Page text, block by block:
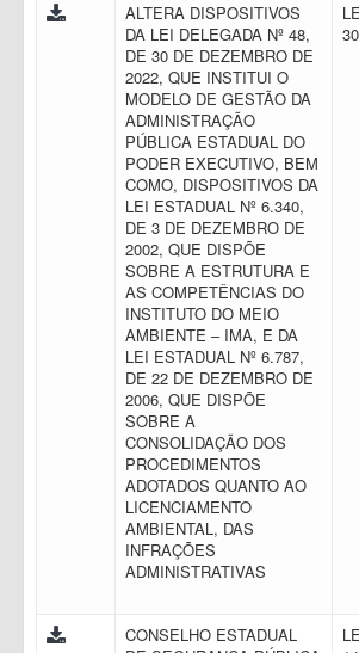
ALTERA DISPOSITIVOS
DA LEI DELEGADA Nº 48,
DE 30 DE DEZEMBRO DE
2022, QUE INSTITUI O
MODELO DE GESTÃO DA
ADMINISTRAÇÃO
PÚBLICA ESTADUAL DO
PODER EXECUTIVO, BEM
COMO, DISPOSITIVOS DA
LEI ESTADUAL Nº 6.340,
DE 3 DE DEZEMBRO DE
2002, QUE DISPÕE
SOBRE A ESTRUTURA E
AS COMPETÊNCIAS DO
INSTITUTO DO MEIO
AMBIENTE – IMA, E DA
LEI ESTADUAL Nº 6.787,
DE 22 DE DEZEMBRO DE
2006, QUE DISPÕE
SOBRE A
CONSOLIDAÇÃO DOS
PROCEDIMENTOS
ADOTADOS QUANTO AO
LICENCIAMENTO
AMBIENTAL, DAS
INFRAÇÕES
ADMINISTRATIVAS
CONSELHO ESTADUAL